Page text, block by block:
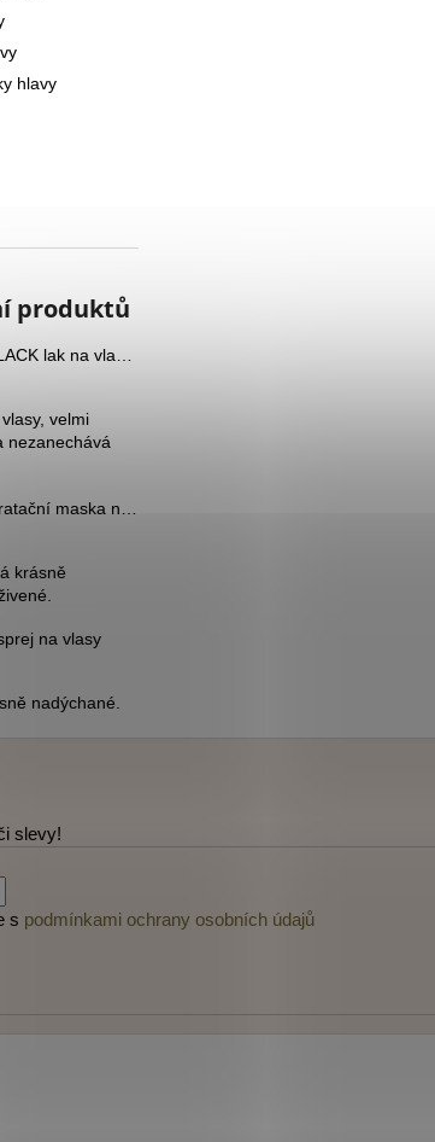
hlavy
produktů
velmi
nezanechává
krásně
na vlasy
nadýchané.
slevy!
s podmínkami ochrany osobních údajů